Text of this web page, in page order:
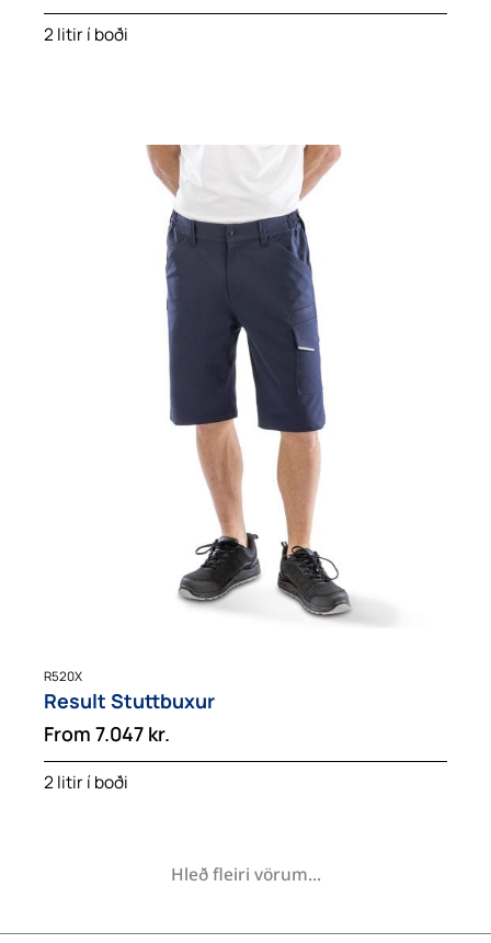
2 litir í boði
R520X
Result Stuttbuxur
From 7.047 kr.
2 litir í boði
Hleð fleiri vörum...